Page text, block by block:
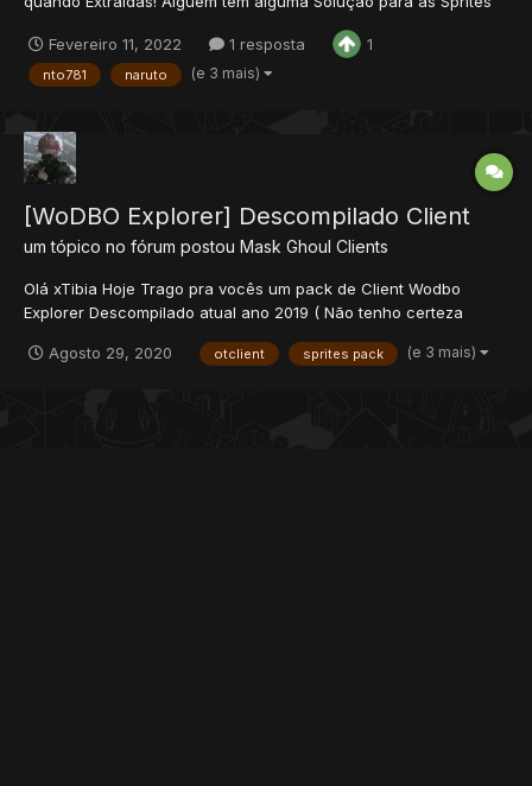
Fevereiro 11, 2022
1 resposta 1
nto781 naruto (e 3 mais)
[WoDBO Explorer] Descompilado Client
um tópico no fórum postou Mask Ghoul Clients
Olá xTibia Hoje Trago pra vocês um pack de Client Wodbo
Explorer Descompilado atual ano 2019 ( Não tenho certeza
mais o clientes.) Espero que vocês gostam.
Agosto 29, 2020 otclient sprites pack (e 3 mais)